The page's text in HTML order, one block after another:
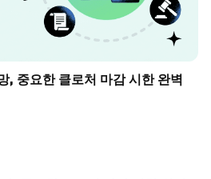
, 중요한 클로처 마감 시한 완벽